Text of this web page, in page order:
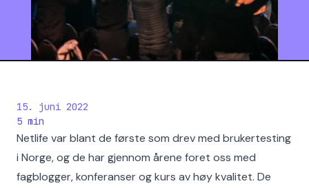
15. juni 2022
5 min
Netlife var blant de første som drev med brukertesting
i Norge, og de har gjennom årene foret oss med
fagblogger, konferanser og kurs av høy kvalitet. De